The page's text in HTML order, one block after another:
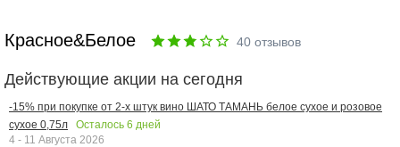
Красное&Белое 40 отзывов
Действующие акции на сегодня
-15% при покупке от 2-х штук вино ШАТО ТАМАНЬ белое сухое и розовое
сухое 0,75л
Осталось 6 дней
4 - 11 Августа 2026